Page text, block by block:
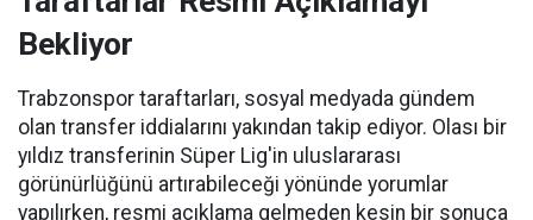
Bekliyor
Trabzonspor taraftarları, sosyal medyada gündem
olan transfer iddialarını yakından takip ediyor. Olası bir
yıldız transferinin Süper Lig'in uluslararası
görünürlüğünü artırabileceği yönünde yorumlar
yapılırken, resmi açıklama gelmeden kesin bir sonuca